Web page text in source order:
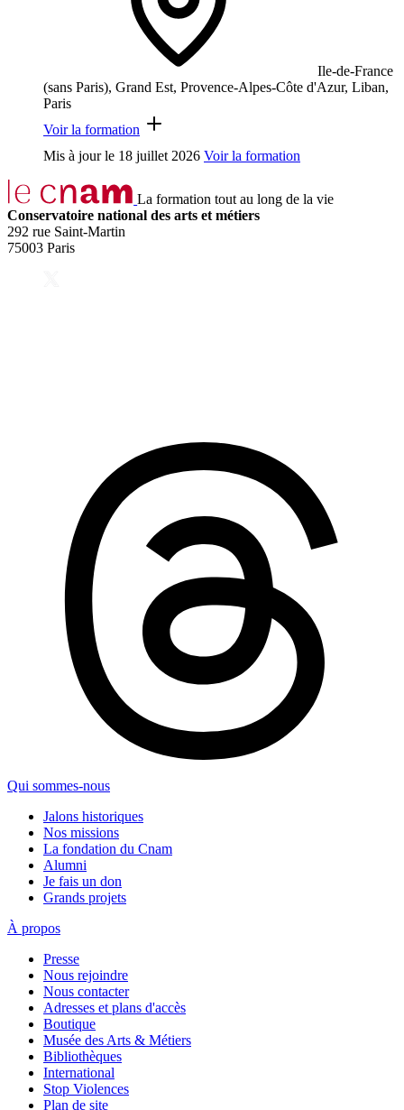
Ile-de-France
(sans Paris), Grand Est, Provence-Alpes-Côte d'Azur, Liban,
Paris
Voir la formation
Mis à jour le 18 juillet 2026 Voir la formation
La formation tout au long de la vie
Conservatoire national des arts et métiers
292 rue Saint-Martin
75003 Paris
Qui sommes-nous
Jalons historiques
Nos missions
La fondation du Cnam
Alumni
Je fais un don
Grands projets
À propos
Presse
Nous rejoindre
Nous contacter
Adresses et plans d'accès
Boutique
Musée des Arts & Métiers
Bibliothèques
International
Stop Violences
Plan de site